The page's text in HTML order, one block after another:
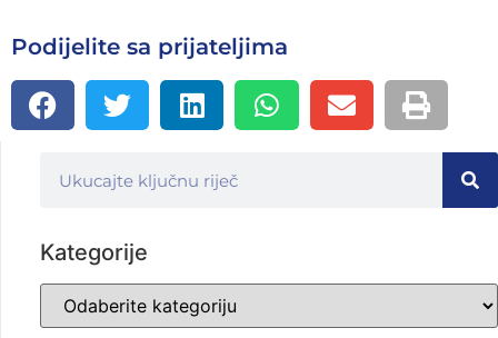
Podijelite sa prijateljima
Kategorije